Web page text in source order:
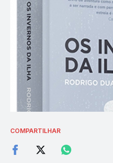
COMPARTILHAR